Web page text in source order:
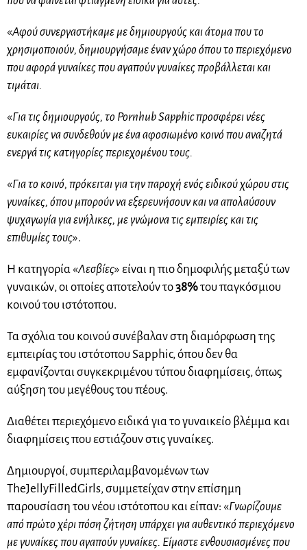
«Αφού συνεργαστήκαμε με δημιουργούς και άτομα που το
χρησιμοποιούν, δημιουργήσαμε έναν χώρο όπου το περιεχόμενο
που αφορά γυναίκες που αγαπούν γυναίκες προβάλλεται και
τιμάται.
«Για τις δημιουργούς, το Pornhub Sapphic προσφέρει νέες
ευκαιρίες να συνδεθούν με ένα αφοσιωμένο κοινό που αναζητά
ενεργά τις κατηγορίες περιεχομένου τους.
«Για το κοινό, πρόκειται για την παροχή ενός ειδικού χώρου στις
γυναίκες, όπου μπορούν να εξερευνήσουν και να απολαύσουν
ψυχαγωγία για ενήλικες, με γνώμονα τις εμπειρίες και τις
επιθυμίες τους».
Η κατηγορία «Λεσβίες» είναι η πιο δημοφιλής μεταξύ των
γυναικών, οι οποίες αποτελούν το38%του παγκόσμιου
κοινού του ιστότοπου.
Τα σχόλια του κοινού συνέβαλαν στη διαμόρφωση της
εμπειρίας του ιστότοπου Sapphic, όπου δεν θα
εμφανίζονται συγκεκριμένου τύπου διαφημίσεις, όπως
αύξηση του μεγέθους του πέους.
Διαθέτει περιεχόμενο ειδικά για το γυναικείο βλέμμα και
διαφημίσεις που εστιάζουν στις γυναίκες.
Δημιουργοί, συμπεριλαμβανομένων των
TheJellyFilledGirls, συμμετείχαν στην επίσημη
παρουσίαση του νέου ιστότοπου και είπαν: «Γνωρίζουμε
από πρώτο χέρι πόση ζήτηση υπάρχει για αυθεντικό περιεχόμενο
με γυναίκες που αγαπούν γυναίκες. Είμαστε ενθουσιασμένες που